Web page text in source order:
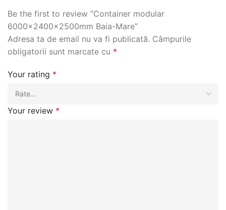
Be the first to review “Container modular
6000x2400x2500mm Baia-Mare”
Adresa ta de email nu va fi publicată. Câmpurile
obligatorii sunt marcate cu *
Your rating *
Your review *